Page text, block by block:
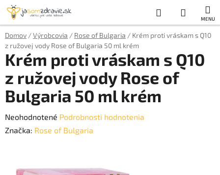
Prejsť
obsah
Hľadať
KOŠÍK
Domov /Výrobcovia / Rose of Bulgaria / Krém proti vráskam s Q10
z ružovej vody Rose of Bulgaria 50 ml krém
Krém proti vráskam s Q10
z ružovej vody Rose of
Bulgaria 50 ml krém
Priemerné
hodnotenie
0,0
Neohodnotené Podrobnosti hodnotenia
Značka: Rose of Bulgaria